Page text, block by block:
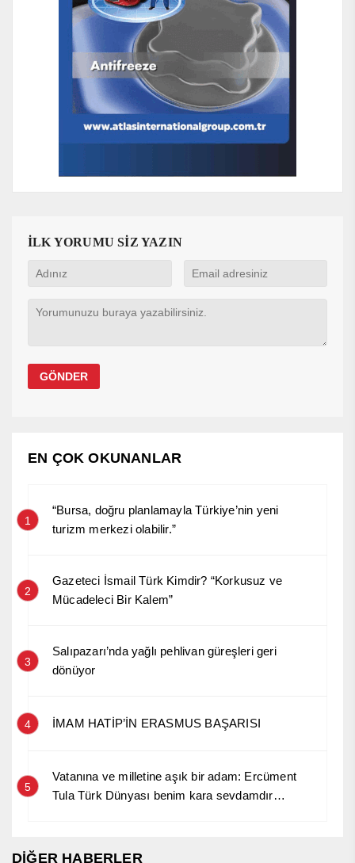
İLK YORUMU SİZ YAZIN
EN ÇOK OKUNANLAR
1
“Bursa, doğru planlamayla Türkiye’nin yeni
turizm merkezi olabilir.”
2
Gazeteci İsmail Türk Kimdir? “Korkusuz ve
Mücadeleci Bir Kalem”
3
Salıpazarı’nda yağlı pehlivan güreşleri geri
dönüyor
4 İMAM HATİP’İN ERASMUS BAŞARISI
5
Vatanına ve milletine aşık bir adam: Ercüment
Tula Türk Dünyası benim kara sevdamdır…
DİĞER HABERLER